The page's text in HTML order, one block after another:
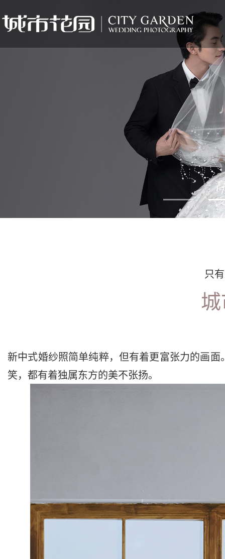
只
新中式婚纱照简单纯粹，但有着更富张力的画
笑，都有着独属东方的美不张扬。